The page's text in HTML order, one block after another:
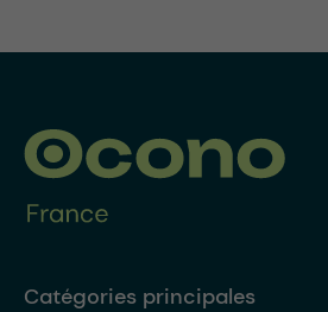
Catégories principales